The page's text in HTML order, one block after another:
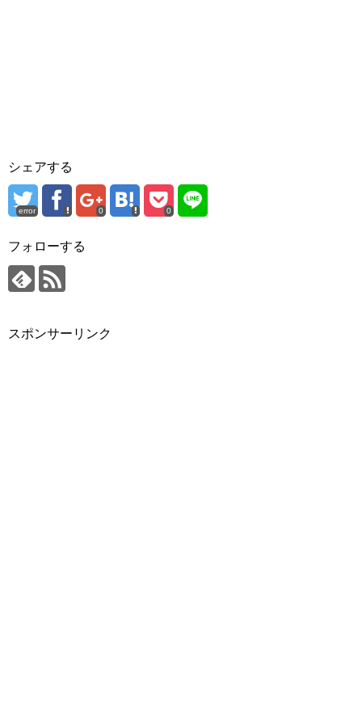
シェアする
error 0 0
フォローする
スポンサーリンク